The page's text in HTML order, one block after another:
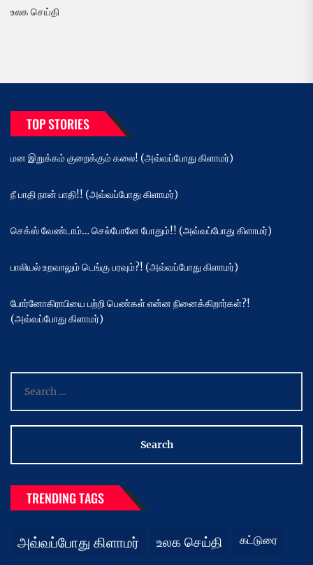
உலக செய்தி
TOP STORIES
மன இறுக்கம் குறைக்கும் கலை! (அவ்வப்போது கிளாமர்)
நீ பாதி நான் பாதி!! (அவ்வப்போது கிளாமர்)
செக்ஸ் வேண்டாம்… செல்போனே போதும்!! (அவ்வப்போது கிளாமர்)
பாலியல் உறவாலும் டெங்கு பரவும்?! (அவ்வப்போது கிளாமர்)
போர்னோகிராபியை பற்றி பெண்கள் என்ன நினைக்கிறார்கள்?!
(அவ்வப்போது கிளாமர்)
for:
TRENDING TAGS
அவ்வப்போது கிளாமர் உலக செய்தி கட்டுரை